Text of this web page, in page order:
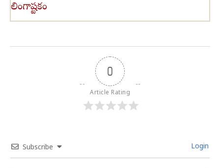
లింగాష్టకం
0
Article Rating
Subscribe Login